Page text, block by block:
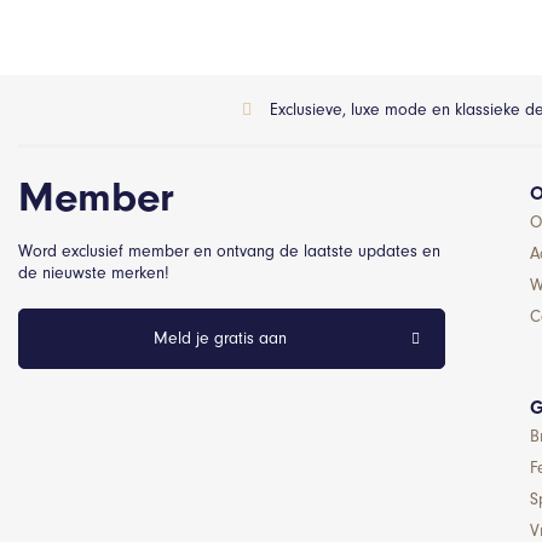
Exclusieve, luxe mode en klassieke
Member
Word exclusief member en ontvang de laatste updates en
de nieuwste merken!
Meld je gratis aan